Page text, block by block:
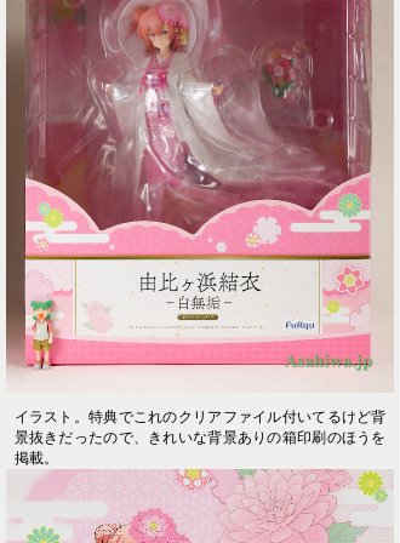
イラスト。特典でこれのクリアファイル付いてるけど背
景抜きだったので、きれいな背景ありの箱印刷のほうを
掲載。